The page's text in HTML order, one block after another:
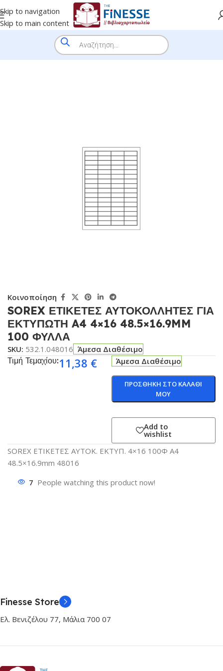
Skip to navigation
Skip to main content
BRANDS
Κοινοποίηση
SOREX ΕΤΙΚΕΤΕΣ ΑΥΤΟΚΟΛΛΗΤΕΣ ΓΙΑ
ΕΚΤΥΠΩΤΗ A4 4×16 48.5×16.9MM
100 ΦΥΛΛΑ
SKU: 532.1.048016 Άμεσα Διαθέσιμο
Τιμή Τεμαχίου:11,38 € Άμεσα Διαθέσιμο
ΠΡΟΣΘΗΚΗ ΣΤΟ ΚΑΛΑΘΙ
ΜΟΥ
Add to
wishlist
SOREX ΕΤΙΚΕΤΕΣ ΑΥΤΟΚ. ΕΚΤΥΠ. 4×16 100Φ Α4
48.5×16.9mm 48016
7 People watching this product now!
Finesse Store
Ελ. Βενιζέλου 77, Μάλια 700 07